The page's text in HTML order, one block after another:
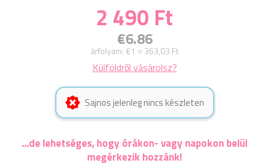
2 490 Ft
€6.86
árfolyam: €1 = 363,03 Ft
Külföldről vásárolsz?
Sajnos jelenleg nincs készleten
...de lehetséges, hogy órákon- vagy napokon belül
megérkezik hozzánk!